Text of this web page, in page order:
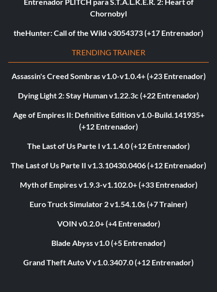
Chornobyl
theHunter: Call of the Wild v3054373 (+17 Entrenador)
TRENDING TRAINER
Assassin's Creed Sombras v1.0-v1.0.4+ (+23 Entrenador)
Dying Light 2: Stay Human v1.22.3c (+22 Entrenador)
Age of Empires II: Definitive Edition v1.0-Build.141935+
(+12 Entrenador)
The Last of Us Parte I v1.1.4.0 (+12 Entrenador)
The Last of Us Parte II v1.3.10430.0406 (+12 Entrenador)
Myth of Empires v1.9.3-v1.102.0+ (+33 Entrenador)
Euro Truck Simulator 2 v1.54.1.0s (+7 Trainer)
VOIN v0.2.0+ (+4 Entrenador)
Blade Abyss v1.0 (+5 Entrenador)
Grand Theft Auto V v1.0.3407.0 (+12 Entrenador)